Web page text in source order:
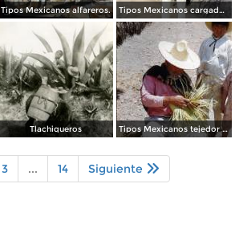
Tipos Mexicanos alfareros. Tipos Mexicanos cargador de gallos de pelea.
Tlachiqueros Tipos Mexicanos tejedor de sombreros de palma 1951.
3 ... 14 Siguiente